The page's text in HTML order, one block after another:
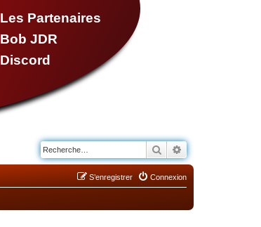
Les Partenaires
Bob JDR
Discord
Rechercher
Connexion
S’enregistrer